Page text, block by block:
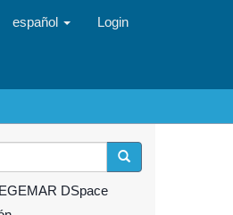
español Login
DSpace